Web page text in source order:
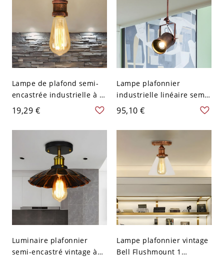
Lampe de plafond semi-
encastrée industrielle à 1
tête en métal nu en
rouille
19,29 €
Lampe plafonnier
industrielle linéaire semi-
encastrée en fer forgé,
rouille ionique, projecteur
pivotant à 1 tête
95,10 €
Luminaire plafonnier
semi-encastré vintage à
Lampe plafonnier vintage
Bell Flushmount 1